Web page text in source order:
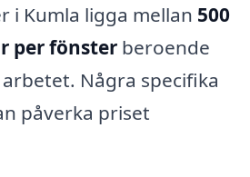
i Kumla ligga mellan 500
per fönster beroende
Några specifika
påverka priset